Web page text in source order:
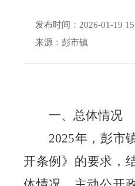
发布时间：2026-01-19
来源：彭市镇
一、总体情况
2025年， 彭市
开条例》 的要求 ，